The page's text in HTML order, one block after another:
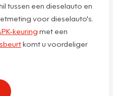
tussen een dieselauto en
voor dieselauto's.
keuring met een
komt u voordeliger